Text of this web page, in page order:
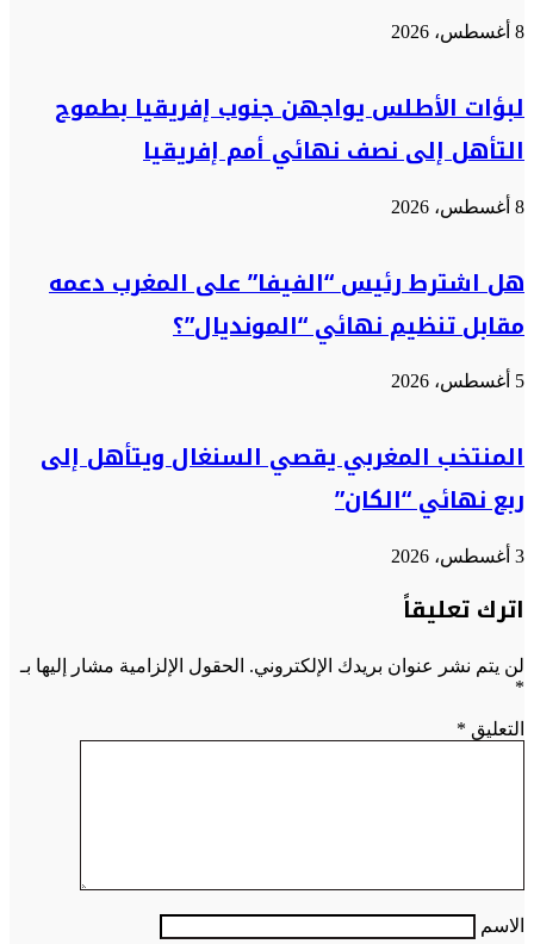
8 أغسطس، 2026
لبؤات الأطلس يواجهن جنوب إفريقيا بطموح
التأهل إلى نصف نهائي أمم إفريقيا
8 أغسطس، 2026
هل اشترط رئيس “الفيفا” على المغرب دعمه
مقابل تنظيم نهائي “المونديال”؟
5 أغسطس، 2026
المنتخب المغربي يقصي السنغال ويتأهل إلى
ربع نهائي “الكان”
3 أغسطس، 2026
اترك تعليقاً
لن يتم نشر عنوان بريدك الإلكتروني. الحقول الإلزامية مشار إليها بـ
*
التعليق *
الاسم